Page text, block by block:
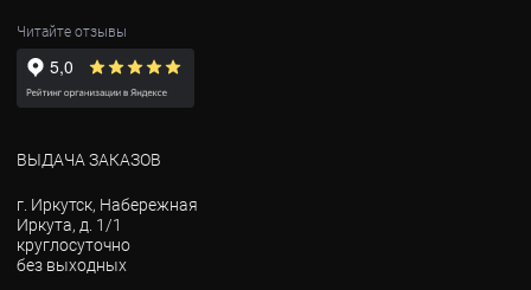
Читайте отзывы
ВЫДАЧА ЗАКАЗОВ
г. Иркутск, Набережная
Иркута, д. 1/1
круглосуточно
без выходных